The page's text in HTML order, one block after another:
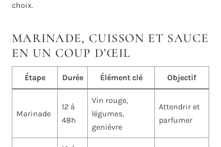
choix.
MARINADE, CUISSON ET SAUCE
EN UN COUP D’ŒIL
Étape Durée Élément clé Objectif
Marinade
12 à
48h
Vin rouge,
légumes,
genièvre
Attendrir et
parfumer